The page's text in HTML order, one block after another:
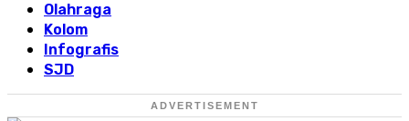
Olahraga
Kolom
Infografis
SJD
ADVERTISEMENT